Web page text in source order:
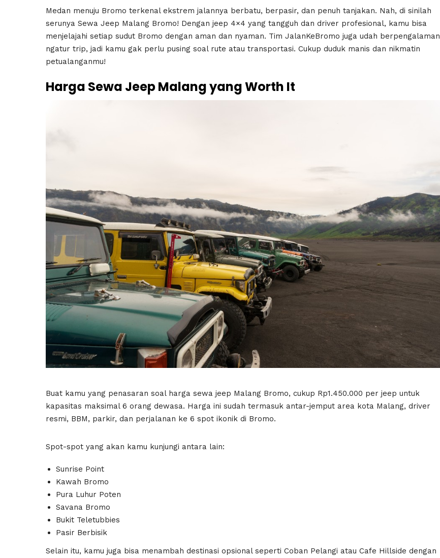
Medan menuju Bromo terkenal ekstrem jalannya berbatu, berpasir, dan penuh tanjakan. Nah, di sinilah
serunya Sewa Jeep Malang Bromo! Dengan jeep 4×4 yang tangguh dan driver profesional, kamu bisa
menjelajahi setiap sudut Bromo dengan aman dan nyaman. Tim JalanKeBromo juga udah berpengalaman
ngatur trip, jadi kamu gak perlu pusing soal rute atau transportasi. Cukup duduk manis dan nikmatin
petualanganmu!
Harga Sewa Jeep Malang yang Worth It
Buat kamu yang penasaran soal harga sewa jeep Malang Bromo, cukup Rp1.450.000 per jeep untuk
kapasitas maksimal 6 orang dewasa. Harga ini sudah termasuk antar-jemput area kota Malang, driver
resmi, BBM, parkir, dan perjalanan ke 6 spot ikonik di Bromo.
Spot-spot yang akan kamu kunjungi antara lain:
Sunrise Point
Kawah Bromo
Pura Luhur Poten
Savana Bromo
Bukit Teletubbies
Pasir Berbisik
Selain itu, kamu juga bisa menambah destinasi opsional seperti Coban Pelangi atau Cafe Hillside dengan